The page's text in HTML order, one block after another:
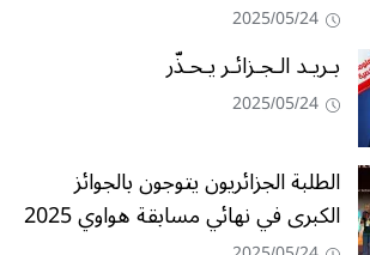
2025/05/24
بـريـد الـجـزائـر يـحـذّر
2025/05/24
الطلبة الجزائريون يتوجون بالجوائز
الكبرى في نهائي مسابقة هواوي 2025